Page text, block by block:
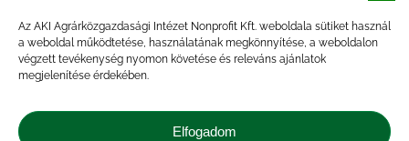
Az AKI Agrárközgazdasági Intézet Nonprofit Kft. weboldala sütiket használ
a weboldal működtetése, használatának megkönnyítése, a weboldalon
végzett tevékenység nyomon követése és releváns ajánlatok
megjelenítése érdekében.
Elfogadom
paradicsom piac piaci jelentés
pulyka pulykahús sertés sertéshús
szarvasmarha termelés
termelői
zöldség árak